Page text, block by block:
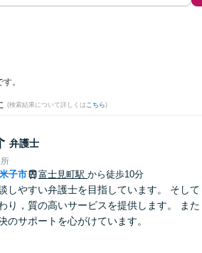
。
(検索結果について詳しくは こちら)
弁護士
米子市 富士見町駅 から徒歩10分
しやすい弁護士を目指しています。 そし
り，質の高いサービスを提供します。 ま
のサポートを心がけています。